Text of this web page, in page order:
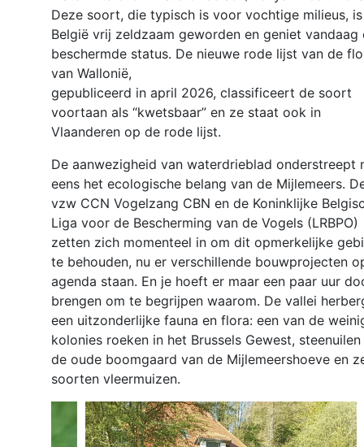
Deze soort, die typisch is voor vochtige milieus,
België vrij zeldzaam geworden en geniet vandaag
beschermde status. De nieuwe rode lijst van de
van Wallonië,
gepubliceerd in april 2026, classificeert de soort
voortaan als “kwetsbaar” en ze staat ook in
Vlaanderen op de rode lijst.
De aanwezigheid van waterdrieblad onderstreept
eens het ecologische belang van de Mijlemeers.
vzw CCN Vogelzang CBN en de Koninklijke
Liga voor de Bescherming van de Vogels (LRBPO)
zetten zich momenteel in om dit opmerkelijke
te behouden, nu er verschillende bouwprojecten
agenda staan. En je hoeft er maar een paar uur
brengen om te begrijpen waarom. De vallei
een uitzonderlijke fauna en flora: een van de
kolonies roeken in het Brussels Gewest, steenuilen
de oude boomgaard van de Mijlemeershoeve en
soorten vleermuizen.